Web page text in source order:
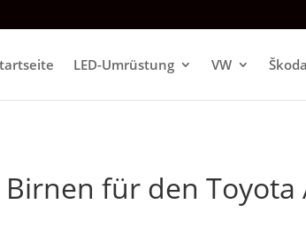
LED-Umrüstung VW Škoda
für den Toyota